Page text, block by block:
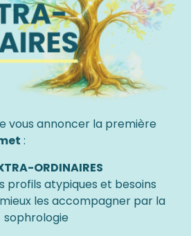
vous annoncer la première
:
ORDINAIRES
profils atypiques et besoins
les accompagner par la
sophrologie